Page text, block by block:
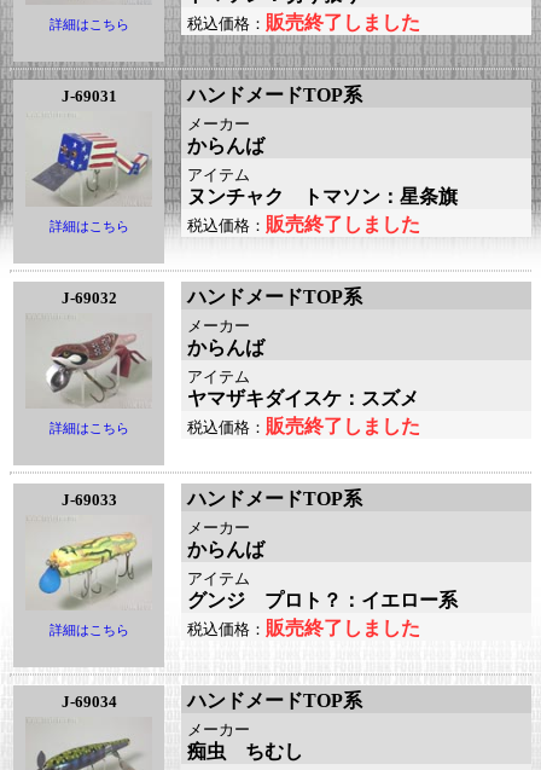
詳細はこちら 税込価格： 販売終了しました
J-69031
詳細はこちら
ハンドメードTOP系
メーカー
からんば
アイテム
ヌンチャク トマソン：星条旗
税込価格： 販売終了しました
J-69032
詳細はこちら
ハンドメードTOP系
メーカー
からんば
アイテム
ヤマザキダイスケ：スズメ
税込価格： 販売終了しました
J-69033
詳細はこちら
ハンドメードTOP系
メーカー
からんば
アイテム
グンジ プロト？：イエロー系
税込価格： 販売終了しました
J-69034 ハンドメードTOP系
メーカー
痴虫 ちむし